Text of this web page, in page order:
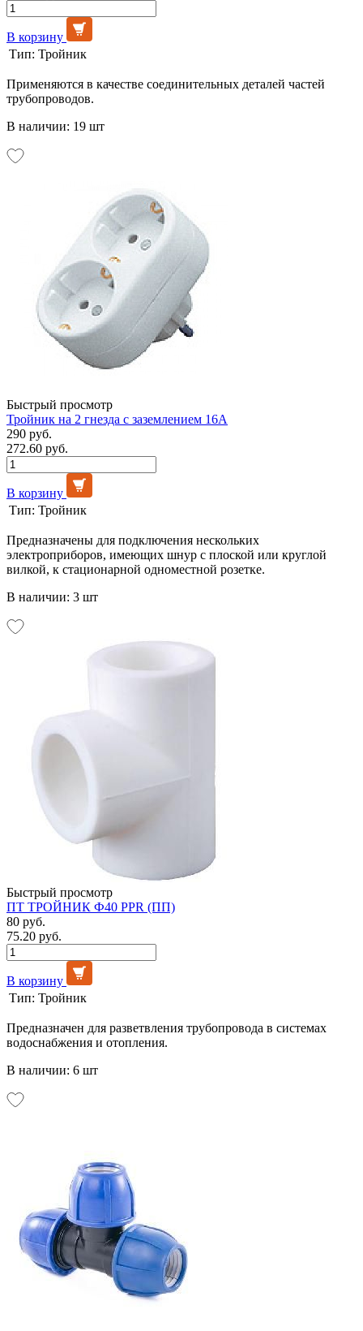
В корзину
Тип: Тройник
Применяются в качестве соединительных деталей частей
трубопроводов.
В наличии: 19 шт
Быстрый просмотр
Тройник на 2 гнезда с заземлением 16А
290 руб.
272.60 руб.
В корзину
Тип: Тройник
Предназначены для подключения нескольких
электроприборов, имеющих шнур с плоской или круглой
вилкой, к стационарной одноместной розетке.
В наличии: 3 шт
Быстрый просмотр
ПТ ТРОЙНИК Ф40 PPR (ПП)
80 руб.
75.20 руб.
В корзину
Тип: Тройник
Предназначен для разветвления трубопровода в системах
водоснабжения и отопления.
В наличии: 6 шт